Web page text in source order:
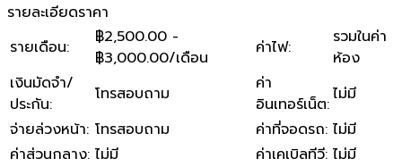
รายละเอียดราคา
รายเดือน:
฿2,500.00 -
฿3,000.00/เดือน
ค่าไฟ:
รวมในค่า
ห้อง
เงินมัดจำ/
ประกัน: โทรสอบถาม
ค่า
อินเทอร์เน็ต:ไม่มี
จ่ายล่วงหน้า: โทรสอบถาม ค่าที่จอดรถ: ไม่มี
ค่าส่วนกลาง: ไม่มี ค่าเคเบิลทีวี: ไม่มี